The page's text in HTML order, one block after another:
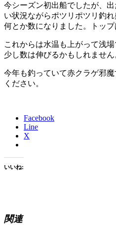
今シーズン初出船でしたが、
い状況ながらポツリポツリ釣
何とか数になりました。トップ
これからは水温も上がって浅
少し数は伸びるかもしれません
今年も釣っていて赤クラゲ邪
ください。
Facebook
Line
X
いいね:
関連